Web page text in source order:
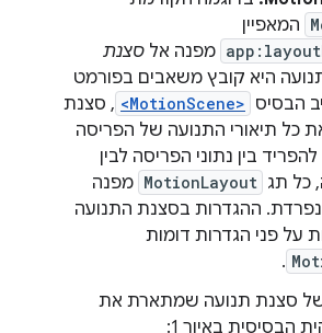
המאפיין
מפנה אל סצנת
היא קובץ משאבים בפורמט
<MotionScene> , סצנת
כל תיאורי התנועה של הפריסה
בין נתוני הפריסה לבין
כל תג MotionLayout מפנה
ההגדרות בסצנת התנועה
על פני הגדרות דומות
.
של סצנת תנועה שמתארת את
הבסיסית באיור 1: